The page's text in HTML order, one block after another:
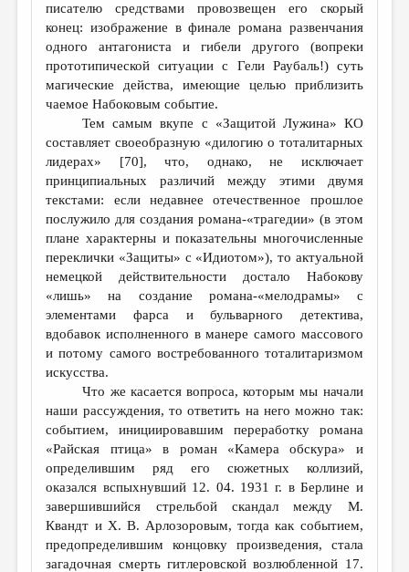
писателю средствами провозвещен его скорый
конец: изображение в финале романа развенчания
одного антагониста и гибели другого (вопреки
прототипической ситуации с Гели Раубаль!) суть
магические действа, имеющие целью приблизить
чаемое Набоковым событие.
Тем самым вкупе с «Защитой Лужина» КО
составляет своеобразную «дилогию о тоталитарных
лидерах» [70], что, однако, не исключает
принципиальных различий между этими двумя
текстами: если недавнее отечественное прошлое
послужило для создания романа-«трагедии» (в этом
плане характерны и показательны многочисленные
переклички «Защиты» с «Идиотом»), то актуальной
немецкой действительности достало Набокову
«лишь» на создание романа-«мелодрамы» с
элементами фарса и бульварного детектива,
вдобавок исполненного в манере самого массового
и потому самого востребованного тоталитаризмом
искусства.
Что же касается вопроса, которым мы начали
наши рассуждения, то ответить на него можно так:
событием, инициировавшим переработку романа
«Райская птица» в роман «Камера обскура» и
определившим ряд его сюжетных коллизий,
оказался вспыхнувший 12. 04. 1931 г. в Берлине и
завершившийся стрельбой скандал между М.
Квандт и Х. В. Арлозоровым, тогда как событием,
предопределившим концовку произведения, стала
загадочная смерть гитлеровской возлюбленной 17.